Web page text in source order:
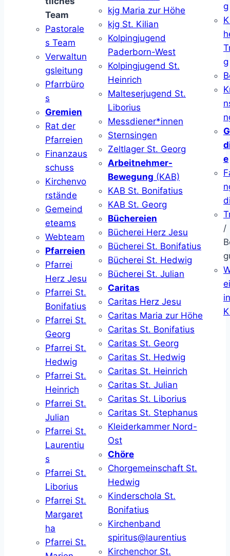
Team
Pastorale
s Team
Verwaltun
gsleitung
Pfarrbüro
s
Gremien
Rat der
Pfarreien
Finanzaus
schuss
Kirchenvo
rstände
Gemeind
eteams
Webteam
Pfarreien
Pfarrei
Herz Jesu
Pfarrei St.
Bonifatius
Pfarrei St.
Georg
Pfarrei St.
Hedwig
Pfarrei St.
Heinrich
Pfarrei St.
Julian
Pfarrei St.
Laurentiu
s
Pfarrei St.
Liborius
Pfarrei St.
Margaret
ha
Pfarrei St.
kjg Maria zur Höhe
kjg St. Kilian
Kolpingjugend
Paderborn-West
Kolpingjugend St.
Heinrich
Malteserjugend St.
Liborius
Messdiener*innen
Sternsingen
Zeltlager St. Georg
Arbeitnehmer-
Bewegung (KAB)
KAB St. Bonifatius
KAB St. Georg
Büchereien
Bücherei Herz Jesu
Bücherei St. Bonifatius
Bücherei St. Hedwig
Bücherei St. Julian
Caritas
Caritas Herz Jesu
Caritas Maria zur Höhe
Caritas St. Bonifatius
Caritas St. Georg
Caritas St. Hedwig
Caritas St. Heinrich
Caritas St. Julian
Caritas St. Liborius
Caritas St. Stephanus
Kleiderkammer Nord-
Ost
Chöre
Chorgemeinschaft St.
Hedwig
Kinderschola St.
Bonifatius
Kirchenband
spiritus@laurentius
Kirchenchor St.
g
g
e
/